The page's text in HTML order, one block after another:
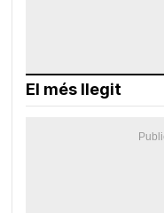
El més llegit